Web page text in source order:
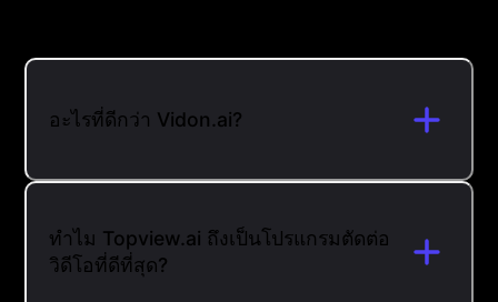
อะไรที่ดีกว่า Vidon.ai?
ทำไม Topview.ai ถึงเป็นโปรแกรมตัดต่อ
วิดีโอที่ดีที่สุด?